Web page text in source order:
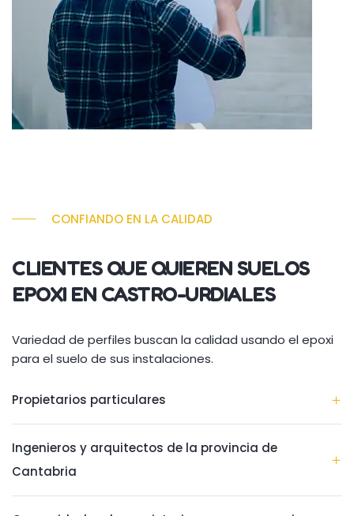
CONFIANDO EN LA CALIDAD
CLIENTES QUE QUIEREN SUELOS
EPOXI EN CASTRO-URDIALES
Variedad de perfiles buscan la calidad usando el epoxi
para el suelo de sus instalaciones.
Propietarios particulares
Ingenieros y arquitectos de la provincia de
Cantabria